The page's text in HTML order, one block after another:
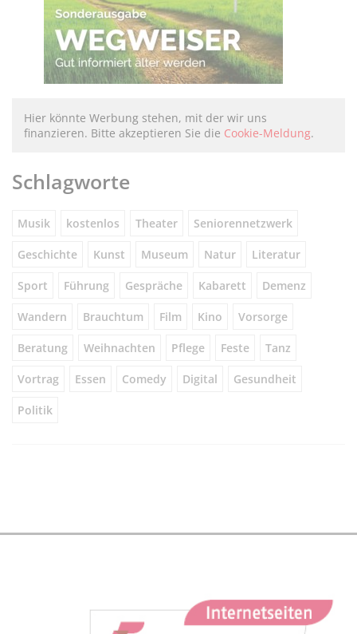
Hier könnte Werbung stehen, mit der wir uns
finanzieren. Bitte akzeptieren Sie die Cookie-Meldung.
Schlagworte
Musik kostenlos Theater Seniorennetzwerk
Geschichte Kunst Museum Natur Literatur
Sport Führung Gespräche Kabarett Demenz
Wandern Brauchtum Film Kino Vorsorge
Beratung Weihnachten Pflege Feste Tanz
Vortrag Essen Comedy Digital Gesundheit
Politik